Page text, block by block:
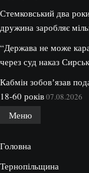
Стемковський два
дружина заробляє
“Держава не може
через суд наказ
Кабмін зобовʼязав
18-60 років07.08.2026
Меню
Головна
Тернопільщина